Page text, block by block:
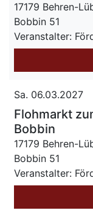
17179 Behren-
Bobbin 51
Veranstalter:
Sa. 06.03.2027
Flohmarkt
Bobbin
17179 Behren-
Bobbin 51
Veranstalter: